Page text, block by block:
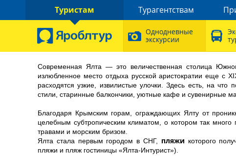
Туристам Турагентствам
Однодневные
экскурсии
Современная Ялта — это величественная столица
излюбленное место отдыха русской аристократии еще с
расходятся узкие, извилистые улочки. Здесь есть, на
стили, старинные балкончики, уютные кафе и сувенирные
Благодаря Крымским горам, ограждающих Ялту от
целебным субтропическим климатом, о котором так
травами и морским бризом.
Ялта стала первым городом в СНГ, пляжи которого
пляжи и пляж гостиницы «Ялта-Интурист»).